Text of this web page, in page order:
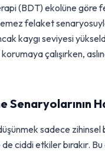
(BDT) ekolüne
felaket
kaygı seviyesi
korumaya çalışırken,
Senaryolarının
sadece
ciddi etkiler bırakır.